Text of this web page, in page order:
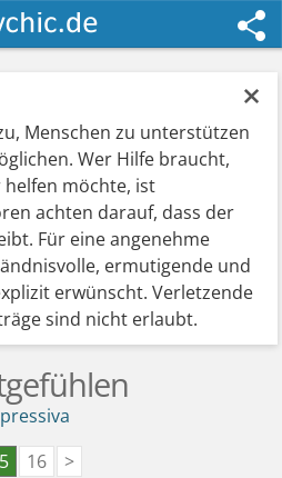
×
Menschen zu unterstützen
Wer Hilfe braucht,
möchte, ist
achten darauf, dass der
Für eine angenehme
ermutigende und
erwünscht. Verletzende
sind nicht erlaubt.
16 >